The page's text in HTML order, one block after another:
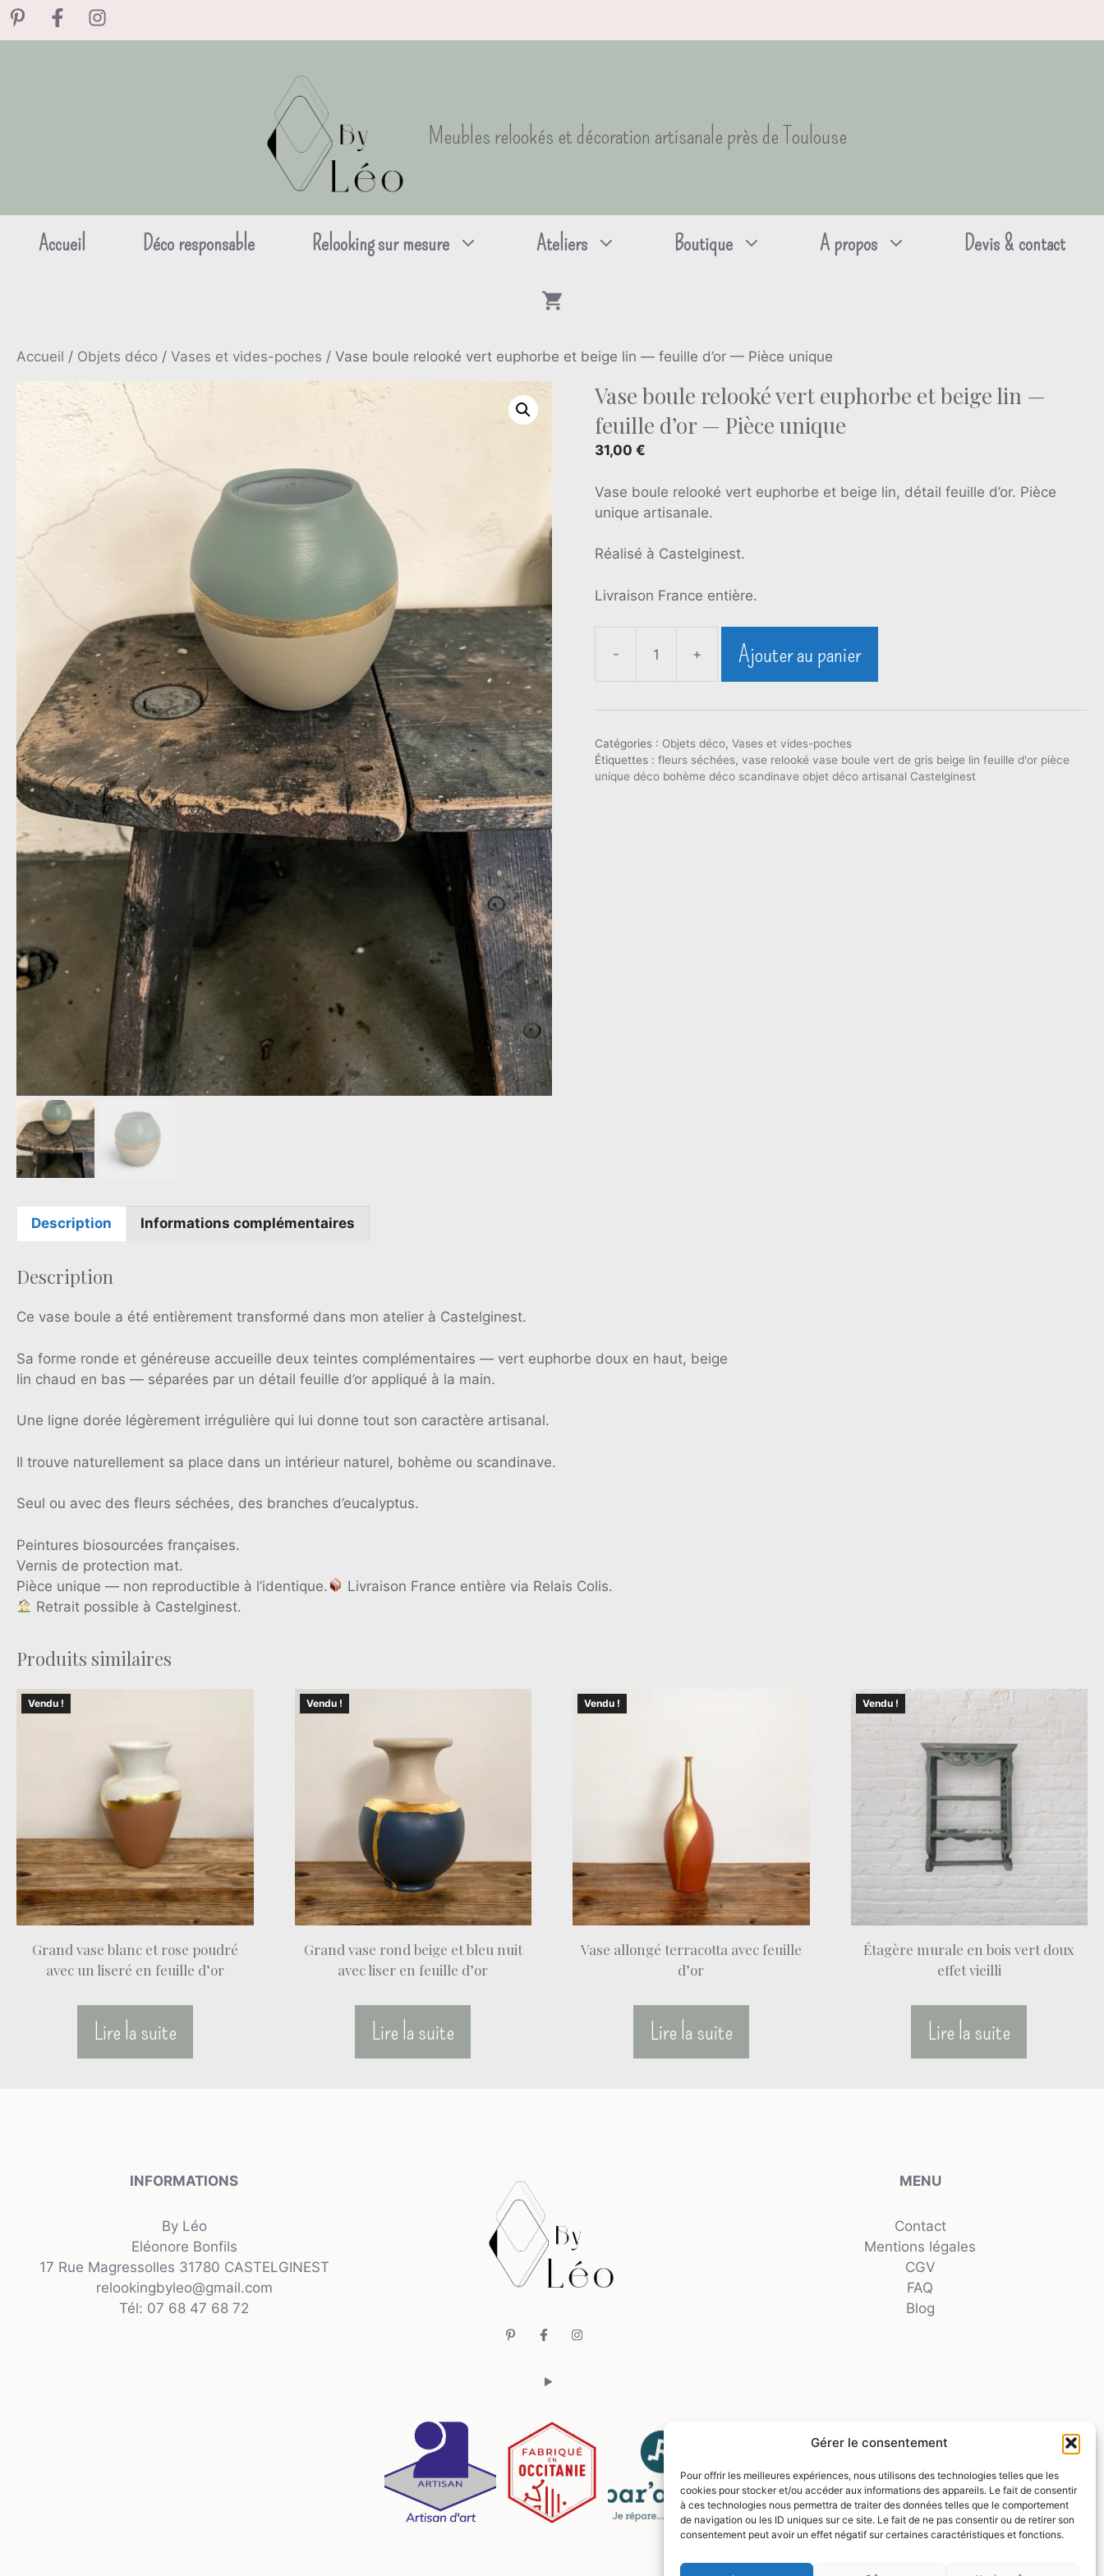
Gérer le consentement
Pour offrir les meilleures expériences, nous utilisons des technologies telles que les
cookies pour stocker et/ou accéder aux informations des appareils. Le fait de consentir
à ces technologies nous permettra de traiter des données telles que le comportement
de navigation ou les ID uniques sur ce site. Le fait de ne pas consentir ou de retirer son
consentement peut avoir un effet négatif sur certaines caractéristiques et fonctions.
Aller
au
Meubles relookés et décoration artisanale près de Toulouse
Accueil Déco responsable Relooking sur mesure Ateliers Boutique A propos Devis & contact
Accueil / Objets déco / Vases et vides-poches / Vase boule relooké vert euphorbe et beige lin — feuille d’or — Pièce unique
Vase boule relooké vert euphorbe et beige lin —
feuille d’or — Pièce unique
31,00€
Vase boule relooké vert euphorbe et beige lin, détail feuille d’or. Pièce
unique artisanale.
Réalisé à Castelginest.
Livraison France entière.
-
de
relooké
vert
euphorbe
+ Ajouter au panier
Catégories : Objets déco,Vases et vides-poches
Étiquettes :fleurs séchées,vase relooké vase boule vert de gris beige lin feuille d'or pièce
unique déco bohème déco scandinave objet déco artisanal Castelginest
Description Informations complémentaires
Description
Ce vase boule a été entièrement transformé dans mon atelier à Castelginest.
Sa forme ronde et généreuse accueille deux teintes complémentaires — vert euphorbe doux en haut, beige
lin chaud en bas — séparées par un détail feuille d’or appliqué à la main.
Une ligne dorée légèrement irrégulière qui lui donne tout son caractère artisanal.
Il trouve naturellement sa place dans un intérieur naturel, bohème ou scandinave.
Seul ou avec des fleurs séchées, des branches d’eucalyptus.
Peintures biosourcées françaises.
Vernis de protection mat.
Pièce unique — non reproductible à l’identique.
Livraison France entière via Relais Colis.
Retrait possible à Castelginest.
Produits similaires
Vendu !
Grand vase blanc et rose poudré
avec un liseré en feuille d’or
Lire la suite
Vendu !
Grand vase rond beige et bleu nuit
avec liser en feuille d’or
Lire la suite
Vendu !
Vase allongé terracotta avec feuille
d’or
Lire la suite
Vendu !
Étagère murale en bois vert doux
effet vieilli
Lire la suite
INFORMATIONS
By Léo
Eléonore Bonfils
17 Rue Magressolles 31780 CASTELGINEST
relookingbyleo@gmail.com
Tél: 07 68 47 68 72
MENU
Contact
Mentions légales
CGV
FAQ
Blog